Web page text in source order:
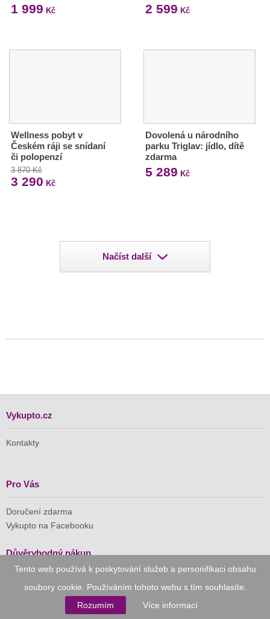
Tento web používá k poskytování služeb a personifikaci obsahu
soubory cookie. Používáním tohoto webu s tím souhlasíte.
Rozumím
Více informací
1 999 Kč 2 599 Kč
Wellness pobyt v
Českém ráji se snídaní
či polopenzí
3 870 Kč
3 290 Kč
Dovolená u národního
parku Triglav: jídlo, dítě
zdarma
5 289 Kč
Načíst další
Vykupto.cz
Kontakty
Pro Vás
Doručení zdarma
Vykupto na Facebooku
Důvěryhodný nákup
Naše společnost je členem Asociace pro elektronickou
komerci (APEK)